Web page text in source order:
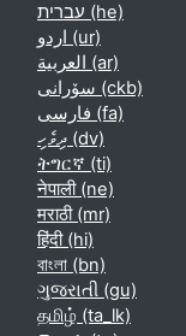
עברית ‎(he)‎
اردو ‎(ur)‎
العربية ‎(ar)‎
سۆرانی ‎(ckb)‎
فارسی ‎(fa)‎
ދިވެހި ‎(dv)‎
ትግርኛ ‎(ti)‎
नेपाली ‎(ne)‎
मराठी ‎(mr)‎
हिंदी ‎(hi)‎
বাংলা ‎(bn)‎
ગુજરાતી ‎(gu)‎
தமிழ் ‎(ta_lk)‎